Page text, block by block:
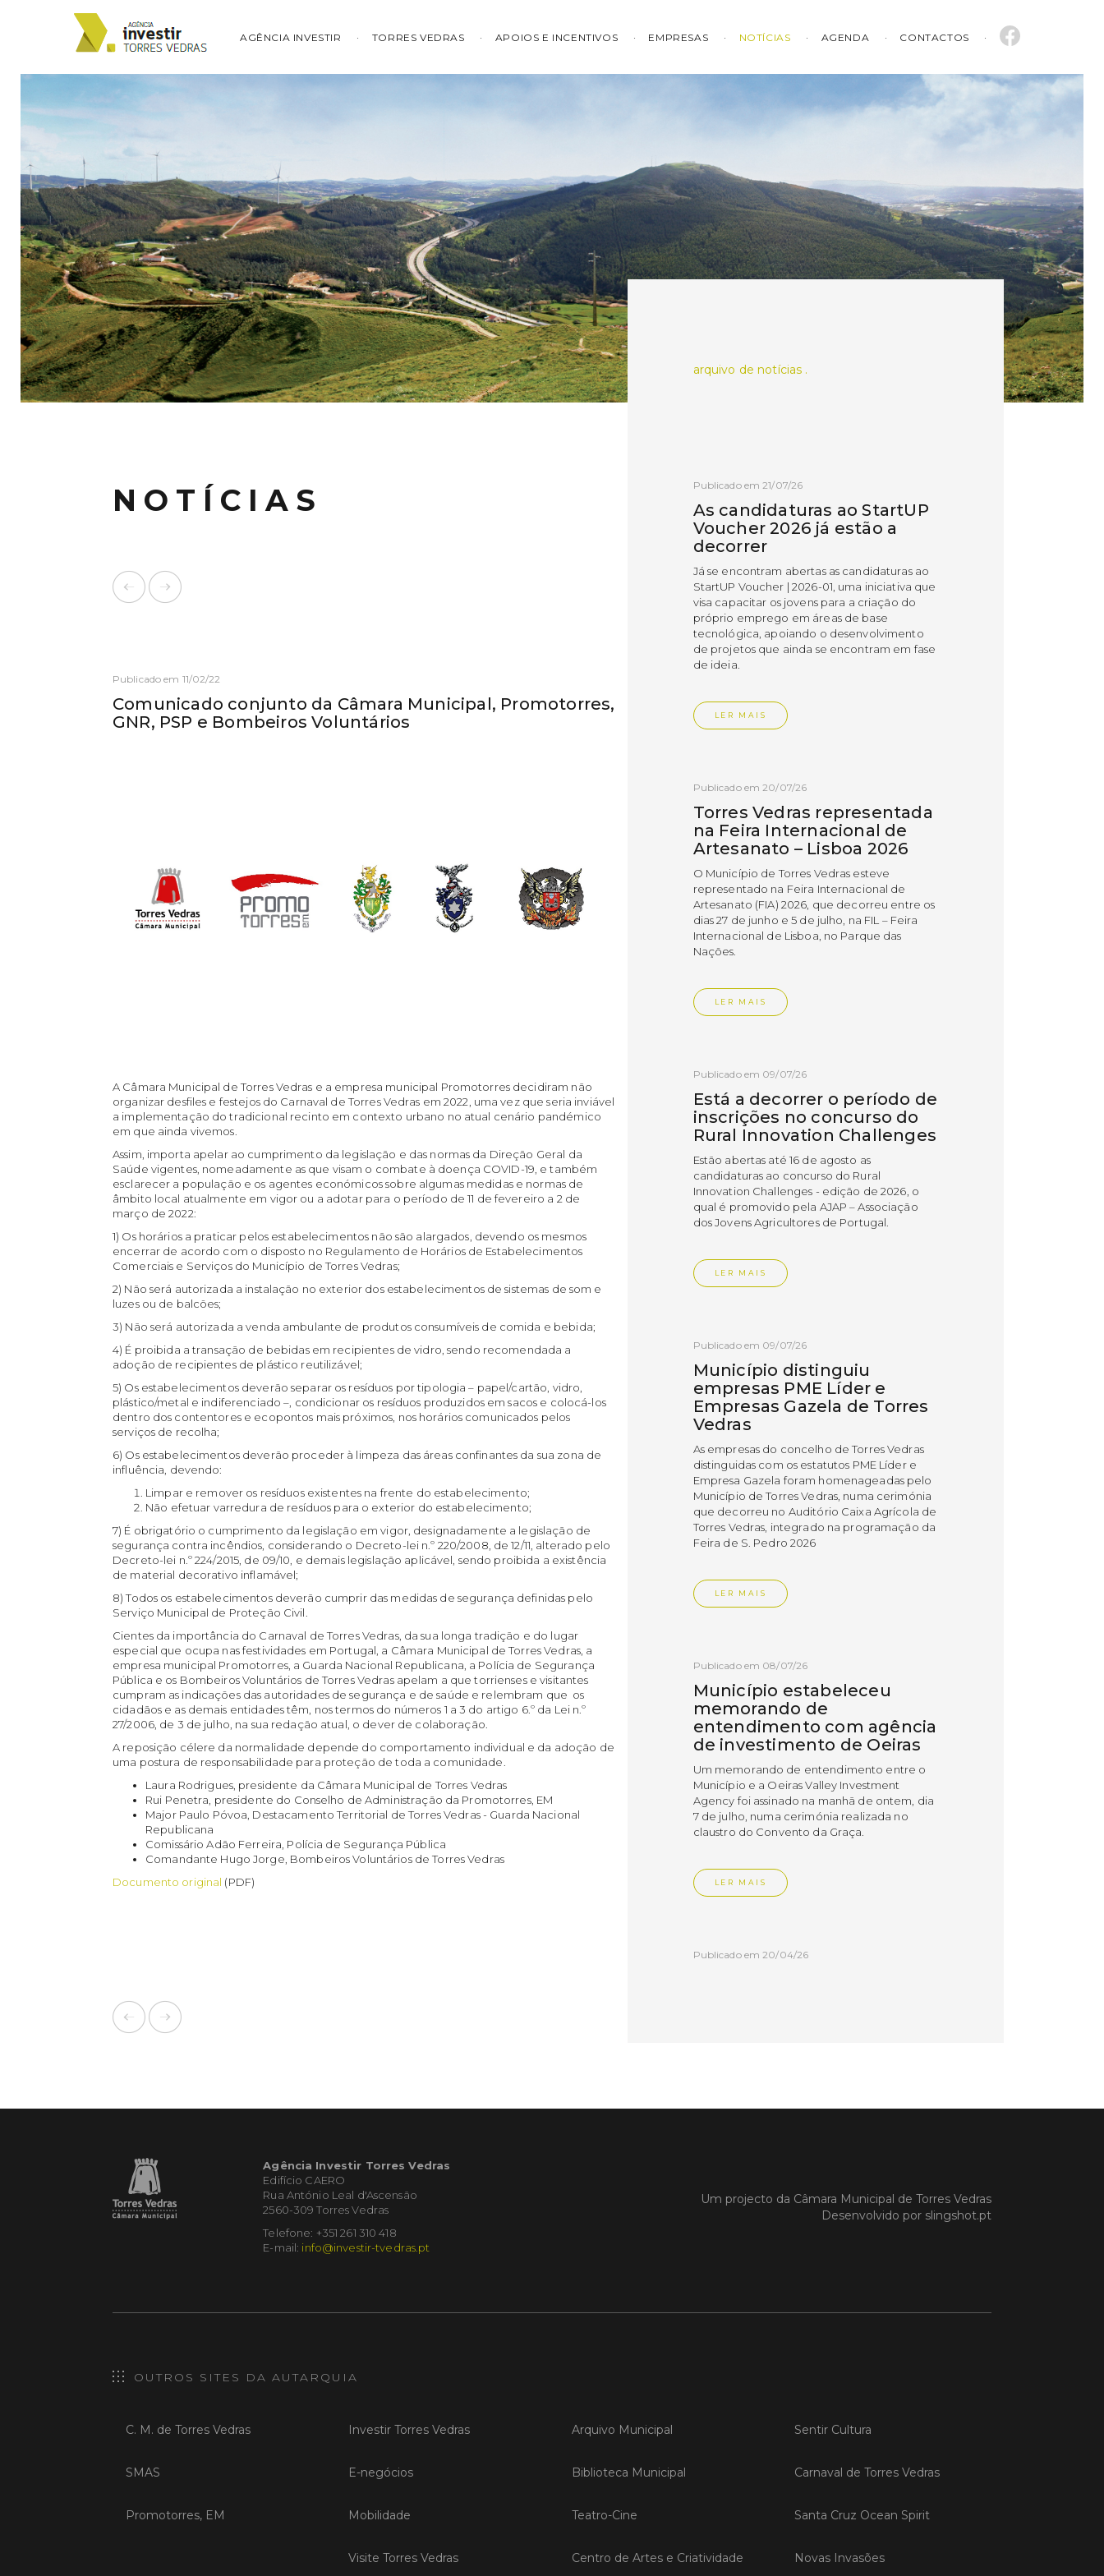
AGÊNCIA INVESTIR TORRES VEDRAS APOIOS E INCENTIVOS EMPRESAS NOTÍCIAS AGENDA CONTACTOS
NOTÍCIAS
Publicado em 11/02/22
Comunicado conjunto da Câmara Municipal, Promotorres,
GNR, PSP e Bombeiros Voluntários
A Câmara Municipal de Torres Vedras e a empresa municipal Promotorres decidiram não
organizar desfiles e festejos do Carnaval de Torres Vedras em 2022, uma vez que seria inviável
a implementação do tradicional recinto em contexto urbano no atual cenário pandémico
em que ainda vivemos.
Assim, importa apelar ao cumprimento da legislação e das normas da Direção Geral da
Saúde vigentes, nomeadamente as que visam o combate à doença COVID-19, e também
esclarecer a população e os agentes económicos sobre algumas medidas e normas de
âmbito local atualmente em vigor ou a adotar para o período de 11 de fevereiro a 2 de
março de 2022:
1) Os horários a praticar pelos estabelecimentos não são alargados, devendo os mesmos
encerrar de acordo com o disposto no Regulamento de Horários de Estabelecimentos
Comerciais e Serviços do Município de Torres Vedras;
2) Não será autorizada a instalação no exterior dos estabelecimentos de sistemas de som e
luzes ou de balcões;
3) Não será autorizada a venda ambulante de produtos consumíveis de comida e bebida;
4) É proibida a transação de bebidas em recipientes de vidro, sendo recomendada a
adoção de recipientes de plástico reutilizável;
5) Os estabelecimentos deverão separar os resíduos por tipologia – papel/cartão, vidro,
plástico/metal e indiferenciado –, condicionar os resíduos produzidos em sacos e colocá-los
dentro dos contentores e ecopontos mais próximos, nos horários comunicados pelos
serviços de recolha;
6) Os estabelecimentos deverão proceder à limpeza das áreas confinantes da sua zona de
influência, devendo:
Limpar e remover os resíduos existentes na frente do estabelecimento;
Não efetuar varredura de resíduos para o exterior do estabelecimento;
7) É obrigatório o cumprimento da legislação em vigor, designadamente a legislação de
segurança contra incêndios, considerando o Decreto-lei n.º 220/2008, de 12/11, alterado pelo
Decreto-lei n.º 224/2015, de 09/10, e demais legislação aplicável, sendo proibida a existência
de material decorativo inflamável;
8) Todos os estabelecimentos deverão cumprir das medidas de segurança definidas pelo
Serviço Municipal de Proteção Civil.
Cientes da importância do Carnaval de Torres Vedras, da sua longa tradição e do lugar
especial que ocupa nas festividades em Portugal, a Câmara Municipal de Torres Vedras, a
empresa municipal Promotorres, a Guarda Nacional Republicana, a Polícia de Segurança
Pública e os Bombeiros Voluntários de Torres Vedras apelam a que torrienses e visitantes
cumpram as indicações das autoridades de segurança e de saúde e relembram que os
cidadãos e as demais entidades têm, nos termos do números 1 a 3 do artigo 6.º da Lei n.º
27/2006, de 3 de julho, na sua redação atual, o dever de colaboração.
A reposição célere da normalidade depende do comportamento individual e da adoção de
uma postura de responsabilidade para proteção de toda a comunidade.
Laura Rodrigues, presidente da Câmara Municipal de Torres Vedras
Rui Penetra, presidente do Conselho de Administração da Promotorres, EM
Major Paulo Póvoa, Destacamento Territorial de Torres Vedras - Guarda Nacional
Republicana
Comissário Adão Ferreira, Polícia de Segurança Pública
Comandante Hugo Jorge, Bombeiros Voluntários de Torres Vedras
Documento original (PDF)
arquivo de notícias .
Publicado em 21/07/26
As candidaturas ao StartUP
Voucher 2026 já estão a
decorrer
Já se encontram abertas as candidaturas ao
StartUP Voucher | 2026-01, uma iniciativa que
visa capacitar os jovens para a criação do
próprio emprego em áreas de base
tecnológica, apoiando o desenvolvimento
de projetos que ainda se encontram em fase
de ideia.
LER MAIS
Publicado em 20/07/26
Torres Vedras representada
na Feira Internacional de
Artesanato – Lisboa 2026
O Município de Torres Vedras esteve
representado na Feira Internacional de
Artesanato (FIA) 2026, que decorreu entre os
dias 27 de junho e 5 de julho, na FIL – Feira
Internacional de Lisboa, no Parque das
Nações.
LER MAIS
Publicado em 09/07/26
Está a decorrer o período de
inscrições no concurso do
Rural Innovation Challenges
Estão abertas até 16 de agosto as
candidaturas ao concurso do Rural
Innovation Challenges - edição de 2026, o
qual é promovido pela AJAP – Associação
dos Jovens Agricultores de Portugal.
LER MAIS
Publicado em 09/07/26
Município distinguiu
empresas PME Líder e
Empresas Gazela de Torres
Vedras
As empresas do concelho de Torres Vedras
distinguidas com os estatutos PME Líder e
Empresa Gazela foram homenageadas pelo
Município de Torres Vedras, numa cerimónia
que decorreu no Auditório Caixa Agrícola de
Torres Vedras, integrado na programação da
Feira de S. Pedro 2026
LER MAIS
Publicado em 08/07/26
Município estabeleceu
memorando de
entendimento com agência
de investimento de Oeiras
Um memorando de entendimento entre o
Município e a Oeiras Valley Investment
Agency foi assinado na manhã de ontem, dia
7 de julho, numa cerimónia realizada no
claustro do Convento da Graça.
LER MAIS
Publicado em 20/04/26
Oeste
Cooperativa de Agricultores de Portugal,
Agência Investir Torres Vedras
Edifício CAERO
Rua António Leal d'Ascensão
2560-309 Torres Vedras
Telefone: +351 261 310 418
E-mail: info@investir-tvedras.pt
Um projecto da Câmara Municipal de Torres Vedras
Desenvolvido por slingshot.pt
OUTROS SITES DA AUTARQUIA
C. M. de Torres Vedras
SMAS
Promotorres, EM
Investir Torres Vedras
E-negócios
Mobilidade
Visite Torres Vedras
Arquivo Municipal
Biblioteca Municipal
Teatro-Cine
Centro de Artes e Criatividade
Sentir Cultura
Carnaval de Torres Vedras
Santa Cruz Ocean Spirit
Novas Invasões